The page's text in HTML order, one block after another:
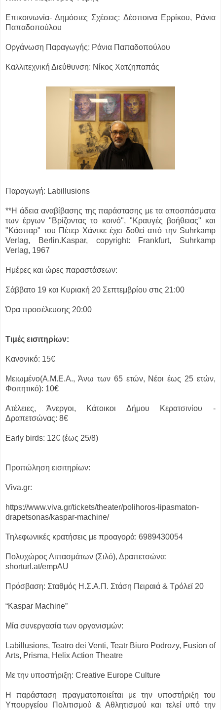
Επικοινωνία- Δημόσιες Σχέσεις: Δέσποινα Ερρίκου, Ράνια
Παπαδοπούλου
Οργάνωση Παραγωγής: Ράνια Παπαδοπούλου
Καλλιτεχνική Διεύθυνση: Νίκος Χατζηπαπάς
Παραγωγή: Labillusions
**H άδεια αναβίβασης της παράστασης με τα αποσπάσματα
των έργων "Βρίζοντας το κοινό", "Κραυγές βοήθειας" και
"Κάσπαρ" του Πέτερ Χάντκε έχει δοθεί από την Suhrkamp
Verlag, Berlin.Kaspar, copyright: Frankfurt, Suhrkamp
Verlag, 1967
Ημέρες και ώρες παραστάσεων:
Σάββατο 19 και Κυριακή 20 Σεπτεμβρίου στις 21:00
Ώρα προσέλευσης 20:00
Τιμές εισιτηρίων:
Κανονικό: 15€
Μειωμένο(Α.Μ.Ε.Α., Άνω των 65 ετών, Νέοι έως 25 ετών,
Φοιτητικό): 10€
Ατέλειες, Άνεργοι, Κάτοικοι Δήμου Κερατσινίου -
Δραπετσώνας: 8€
Early birds: 12€ (έως 25/8)
Προπώληση εισιτηρίων:
Viva.gr:
https://www.viva.gr/tickets/theater/polihoros-lipasmaton-
drapetsonas/kaspar-machine/
Τηλεφωνικές κρατήσεις με προαγορά: 6989430054
Πολυχώρος Λιπασμάτων (Σιλό), Δραπετσώνα:
shorturl.at/empAU
Πρόσβαση: Σταθμός Η.Σ.Α.Π. Στάση Πειραιά & Τρόλεϊ 20
“Kaspar Machine”
Μία συνεργασία των οργανισμών:
Labillusions, Teatro dei Venti, Teatr Biuro Podrozy, Fusion of
Arts, Prisma, Helix Action Theatre
Με την υποστήριξη: Creative Europe Culture
H παράσταση πραγματοποιείται με την υποστήριξη του
Υπουργείου Πολιτισμού & Αθλητισμού και τελεί υπό την